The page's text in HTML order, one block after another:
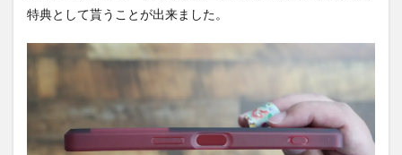
特典として貰うことが出来ました。